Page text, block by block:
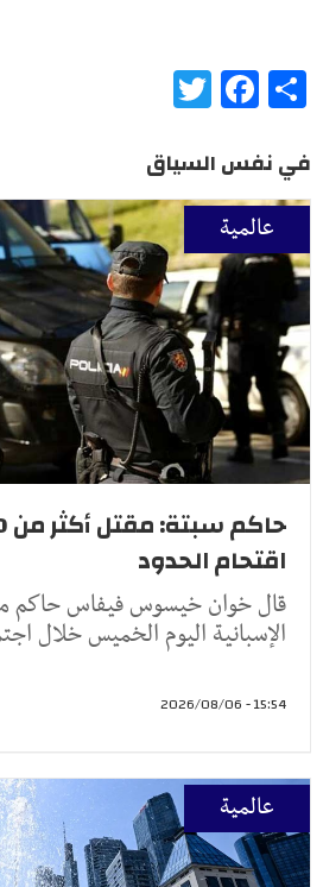
Share
Facebook
في نفس السياق
عالمية
اقتحام الحدود
قال ‌خوان ‌خيسوس فيفاس ‌حاكم
⁠الإسبانية اليوم ​الخميس خلال
15:54 - 2026/08/06
عالمية